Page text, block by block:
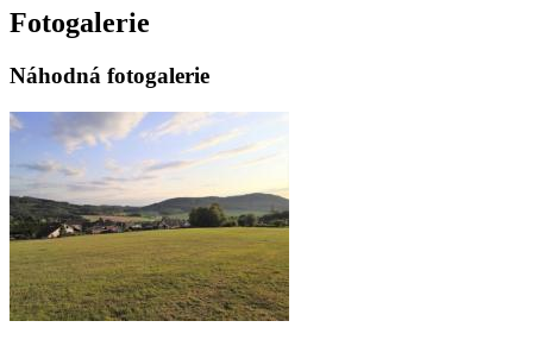
Fotogalerie
Náhodná fotogalerie